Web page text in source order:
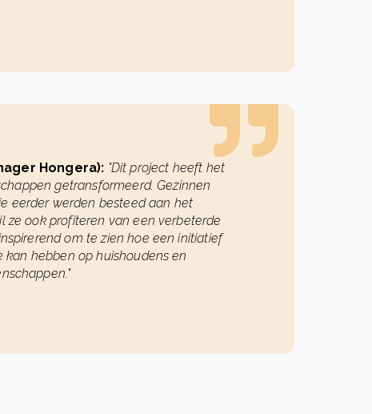
Hongera): "Dit project heeft het
getransformeerd. Gezinnen
eerder werden besteed aan het
ze ook profiteren van een verbeterde
om te zien hoe een initiatief
hebben op huishoudens en